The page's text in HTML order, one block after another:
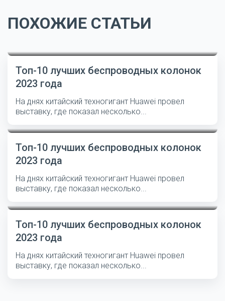
ПОХОЖИЕ СТАТЬИ
Топ-10 лучших беспроводных колонок
2023 года
На днях китайский техногигант Huawei провел
выставку, где показал несколько...
Топ-10 лучших беспроводных колонок
2023 года
На днях китайский техногигант Huawei провел
выставку, где показал несколько...
Топ-10 лучших беспроводных колонок
2023 года
На днях китайский техногигант Huawei провел
выставку, где показал несколько...